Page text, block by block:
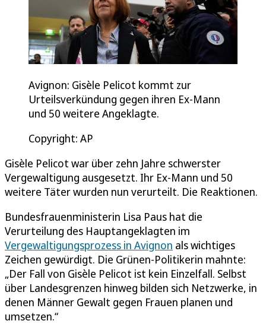
Avignon: Gisèle Pelicot kommt zur
Urteilsverkündung gegen ihren Ex-Mann
und 50 weitere Angeklagte.
Copyright: AP
Gisèle Pelicot war über zehn Jahre schwerster
Vergewaltigung ausgesetzt. Ihr Ex-Mann und 50
weitere Täter wurden nun verurteilt. Die Reaktionen.
Bundesfrauenministerin Lisa Paus hat die
Verurteilung des Hauptangeklagten im
Vergewaltigungsprozess in Avignon als wichtiges
Zeichen gewürdigt. Die Grünen-Politikerin mahnte:
„Der Fall von Gisèle Pelicot ist kein Einzelfall. Selbst
über Landesgrenzen hinweg bilden sich Netzwerke, in
denen Männer Gewalt gegen Frauen planen und
umsetzen.“